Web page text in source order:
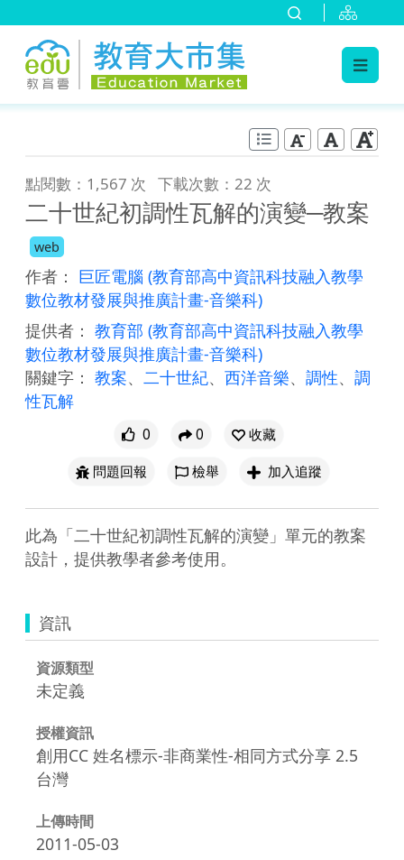
點閱數：1,567 次 下載次數：22 次
二十世紀初調性瓦解的演變─教案
web
作者： 巨匠電腦 (教育部高中資訊科技融入教學
數位教材發展與推廣計畫-音樂科)
提供者： 教育部 (教育部高中資訊科技融入教學
數位教材發展與推廣計畫-音樂科)
關鍵字： 教案、 二十世紀、 西洋音樂、 調性、 調
性瓦解
0 0
收藏
問題回報
檢舉 加入追蹤
此為「二十世紀初調性瓦解的演變」單元的教案
設計，提供教學者參考使用。
資訊
資源類型
未定義
授權資訊
創用CC 姓名標示-非商業性-相同方式分享 2.5
台灣
上傳時間
2011-05-03